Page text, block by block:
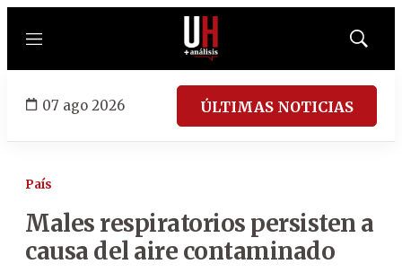
Menú
Mostrar
07 ago 2026 ÚLTIMAS NOTICIAS
País
Males respiratorios persisten a
causa del aire contaminado